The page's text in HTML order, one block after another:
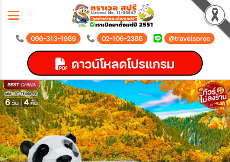
086-313-1989 02-106-2388 @travelspree
ดาวน์โหลดโปรแกรม